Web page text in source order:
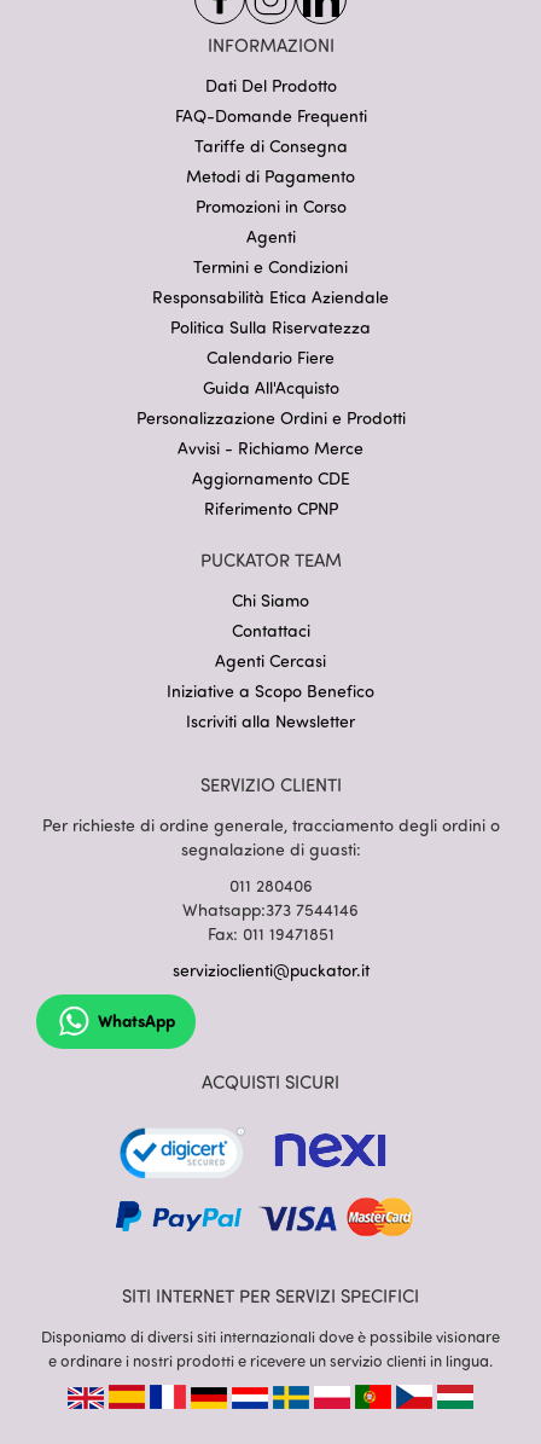
INFORMAZIONI
Dati Del Prodotto
FAQ-Domande Frequenti
Tariffe di Consegna
Metodi di Pagamento
Promozioni in Corso
Agenti
Termini e Condizioni
Responsabilità Etica Aziendale
Politica Sulla Riservatezza
Calendario Fiere
Guida All'Acquisto
Personalizzazione Ordini e Prodotti
Avvisi - Richiamo Merce
Aggiornamento CDE
Riferimento CPNP
PUCKATOR TEAM
Chi Siamo
Contattaci
Agenti Cercasi
Iniziative a Scopo Benefico
Iscriviti alla Newsletter
SERVIZIO CLIENTI
Per richieste di ordine generale, tracciamento degli ordini o
segnalazione di guasti:
011 280406
Whatsapp:373 7544146
Fax: 011 19471851
servizioclienti@puckator.it
WhatsApp
ACQUISTI SICURI
SITI INTERNET PER SERVIZI SPECIFICI
Disponiamo di diversi siti internazionali dove è possibile visionare
e ordinare i nostri prodotti e ricevere un servizio clienti in lingua.